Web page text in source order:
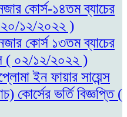
কোর্স-১৪তম ব্যাচের
২০/১২/২০২২ )
কোর্স ১৩তম ব্যাচের
( ০২/১২/২০২২ )
ইন ফায়ার সায়েন্স
কোর্সের ভর্তি বিজ্ঞপ্তি (